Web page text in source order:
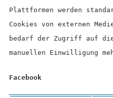
Plattformen werden
Cookies von externen
bedarf der Zugriff auf
manuellen Einwilligung
Facebook